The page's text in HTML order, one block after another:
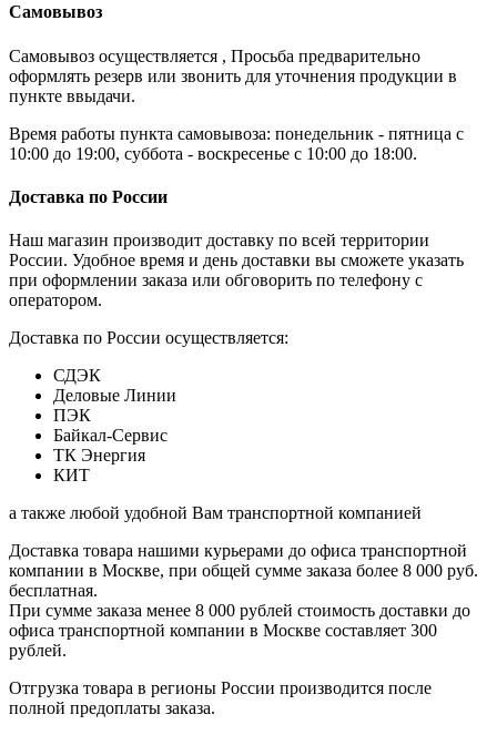
Самовывоз
Самовывоз осуществляется , Просьба предварительно
оформлять резерв или звонить для уточнения продукции в
пункте ввыдачи.
Время работы пункта самовывоза: понедельник - пятница с
10:00 до 19:00, суббота - воскресенье с 10:00 до 18:00.
Доставка по России
Наш магазин производит доставку по всей территории
России. Удобное время и день доставки вы сможете указать
при оформлении заказа или обговорить по телефону с
оператором.
Доставка по России осуществляется:
СДЭК
Деловые Линии
ПЭК
Байкал-Сервис
ТК Энергия
КИТ
а также любой удобной Вам транспортной компанией
Доставка товара нашими курьерами до офиса транспортной
компании в Москве, при общей сумме заказа более 8 000 руб.
бесплатная.
При сумме заказа менее 8 000 рублей стоимость доставки до
офиса транспортной компании в Москве составляет 300
рублей.
Отгрузка товара в регионы России производится после
полной предоплаты заказа.